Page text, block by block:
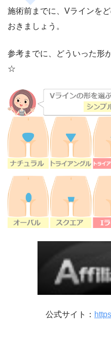
施術前までに、Vラインを
おきましょう。
参考までに、どういった形
☆
公式サイト：